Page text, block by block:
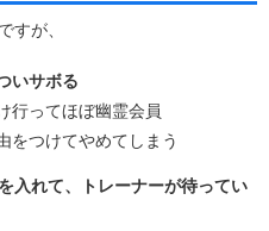
すが、
いサボる
行ってほぼ幽霊会員
をつけてやめてしまう
を入れて、トレーナーが待ってい